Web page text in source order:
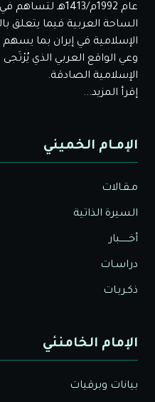
عام 1992م/1413هـ
الساحة العربية فيما يتعلق
الإسلامية في إيران بما
وعي الواقع العربي الذي
الإسلامية الصادقة.
إقرأ المزيد...
الإمـام الخميني
مـقـالات
السيرة الذاتية
أخــــــبار
دراسـات
ذكـريـات
الإمام الخامنئي
بيانات وبرقيات